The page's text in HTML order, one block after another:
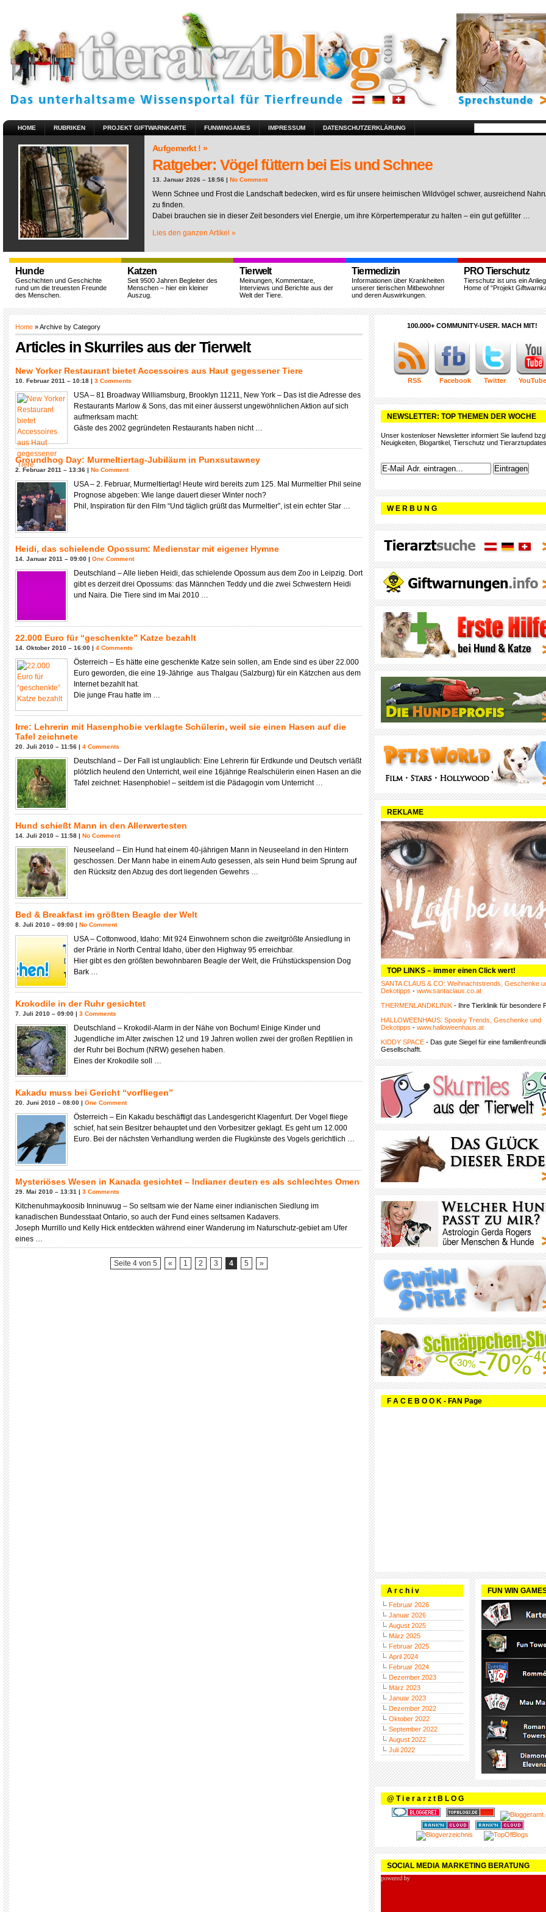
HOME RUBRIKEN PROJEKT GIFTWARNKARTE FUNWINGAMES IMPRESSUM DATENSCHUTZERKLÄRUNG
Aufgemerkt ! »
Ratgeber: Vögel füttern bei Eis und Schnee
13. Januar 2026 – 18:56 | No Comment
Wenn Schnee und Frost die Landschaft bedecken, wird es für unsere heimischen Wildvögel schwer, ausreichend
zu finden.
Dabei brauchen sie in dieser Zeit besonders viel Energie, um ihre Körpertemperatur zu halten – ein gut gefüllter …
Lies den ganzen Artikel »
Hunde
Geschichten und Geschichte
rund um die treuesten Freunde
des Menschen.
Katzen
Seit 9500 Jahren Begleiter des
Menschen – hier ein kleiner
Auszug.
Tierwelt
Meinungen, Kommentare,
Interviews und Berichte aus der
Welt der Tiere.
Tiermedizin
Informationen über Krankheiten
unserer tierischen Mitbewohner
und deren Auswirkungen.
PRO Tierschutz
Tierschutz ist uns ein
Home of “Projekt
Home » Archive by Category
Articles inSkurriles aus der Tierwelt
New Yorker Restaurant bietet Accessoires aus Haut gegessener Tiere
10. Februar 2011 – 10:18 | 3 Comments
USA – 81 Broadway Williamsburg, Brooklyn 11211, New York – Das ist die Adresse des
Restaurants Marlow & Sons, das mit einer äusserst ungewöhnlichen Aktion auf sich
aufmerksam macht:
Gäste des 2002 gegründeten Restaurants haben nicht …
Groundhog Day: Murmeltiertag-Jubiläum in Punxsutawney
2. Februar 2011 – 13:36 | No Comment
USA – 2. Februar, Murmeltiertag! Heute wird bereits zum 125. Mal Murmeltier Phil seine
Prognose abgeben: Wie lange dauert dieser Winter noch?
Phil, Inspiration für den Film “Und täglich grüßt das Murmeltier”, ist ein echter Star …
Heidi, das schielende Opossum: Medienstar mit eigener Hymne
14. Januar 2011 – 09:00 | One Comment
Deutschland – Alle lieben Heidi, das schielende Opossum aus dem Zoo in Leipzig. Dort
gibt es derzeit drei Opossums: das Männchen Teddy und die zwei Schwestern Heidi
und Naira. Die Tiere sind im Mai 2010 …
22.000 Euro für “geschenkte” Katze bezahlt
14. Oktober 2010 – 16:00 | 4 Comments
Österreich – Es hätte eine geschenkte Katze sein sollen, am Ende sind es über 22.000
Euro geworden, die eine 19-Jährige aus Thalgau (Salzburg) für ein Kätzchen aus dem
Internet bezahlt hat.
Die junge Frau hatte im …
Irre: Lehrerin mit Hasenphobie verklagte Schülerin, weil sie einen Hasen auf die
Tafel zeichnete
20. Juli 2010 – 11:56 | 4 Comments
Deutschland – Der Fall ist unglaublich: Eine Lehrerin für Erdkunde und Deutsch verläßt
plötzlich heulend den Unterricht, weil eine 16jährige Realschülerin einen Hasen an die
Tafel zeichnet: Hasenphobie! – seitdem ist die Pädagogin vom Unterricht …
Hund schießt Mann in den Allerwertesten
14. Juli 2010 – 11:58 | No Comment
Neuseeland – Ein Hund hat einem 40-jährigen Mann in Neuseeland in den Hintern
geschossen. Der Mann habe in einem Auto gesessen, als sein Hund beim Sprung auf
den Rücksitz den Abzug des dort liegenden Gewehrs …
Bed & Breakfast im größten Beagle der Welt
8. Juli 2010 – 09:00 | No Comment
USA – Cottonwood, Idaho: Mit 924 Einwohnern schon die zweitgrößte Ansiedlung in
der Prärie in North Central Idaho, über den Highway 95 erreichbar.
Hier gibt es den größten bewohnbaren Beagle der Welt, die Frühstückspension Dog
Bark …
Krokodile in der Ruhr gesichtet
7. Juli 2010 – 09:00 | 3 Comments
Deutschland – Krokodil-Alarm in der Nähe von Bochum! Einige Kinder und
Jugendliche im Alter zwischen 12 und 19 Jahren wollen zwei der großen Reptilien in
der Ruhr bei Bochum (NRW) gesehen haben.
Eines der Krokodile soll …
Kakadu muss bei Gericht “vorfliegen”
20. Juni 2010 – 08:00 | One Comment
Österreich – Ein Kakadu beschäftigt das Landesgericht Klagenfurt. Der Vogel fliege
schief, hat sein Besitzer behauptet und den Vorbesitzer geklagt. Es geht um 12.000
Euro. Bei der nächsten Verhandlung werden die Flugkünste des Vogels gerichtlich …
Mysteriöses Wesen in Kanada gesichtet – Indianer deuten es als schlechtes Omen
29. Mai 2010 – 13:31 | 3 Comments
Kitchenuhmaykoosib Inninuwug – So seltsam wie der Name einer indianischen Siedlung im
kanadischen Bundesstaat Ontario, so auch der Fund eines seltsamen Kadavers.
Joseph Murrillo und Kelly Hick entdeckten während einer Wanderung im Naturschutz-gebiet am Ufer
eines …
Seite 4 von 5 « 1 2 3 4 5 »
100.000+ COMMUNITY-USER. MACH MIT!
RSS Facebook Twitter YouTube
NEWSLETTER: TOP THEMEN DER WOCHE
Unser kostenloser Newsletter informiert Sie laufend
Neuigkeiten, Blogartikel, Tierschutz und
W E R B U N G
REKLAME
TOP LINKS – immer einen Click wert!
SANTA CLAUS & CO: Weihnachtstrends, Geschenke
Dekotipps - www.santaclaus.co.at
THERMENLANDKLINIK - Ihre Tierklinik für besondere
HALLOWEENHAUS: Spooky Trends, Geschenke und
Dekotipps - www.halloweenhaus.at
KIDDY SPACE - Das gute Siegel für eine
Gesellschafft.
F A C E B O O K - FAN Page
A r c h i v
Februar 2026
Januar 2026
August 2025
März 2025
Februar 2025
April 2024
Februar 2024
Dezember 2023
März 2023
Januar 2023
Dezember 2022
Oktober 2022
September 2022
August 2022
Juli 2022
FUN WIN
@ T i e r a r z t B L O G
SOCIAL MEDIA MARKETING BERATUNG